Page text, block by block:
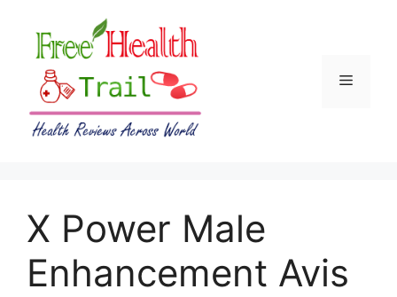
content
Menu
X Power Male
Enhancement Avis